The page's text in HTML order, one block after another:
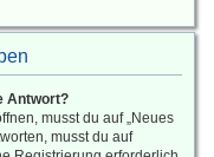
Antwort?
musst du auf „Neues
musst du auf